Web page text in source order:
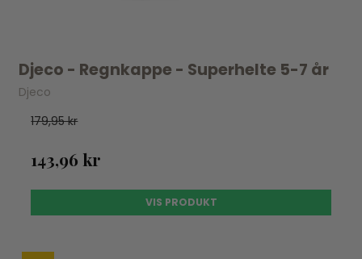
Djeco - Regnkappe - Superhelte 5-7 år
Djeco
179,95 kr
143,96 kr
VIS PRODUKT